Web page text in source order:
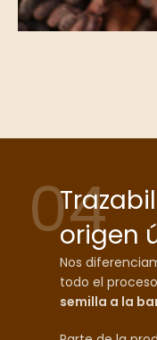
04
origen
Nos
todo el
semilla a la